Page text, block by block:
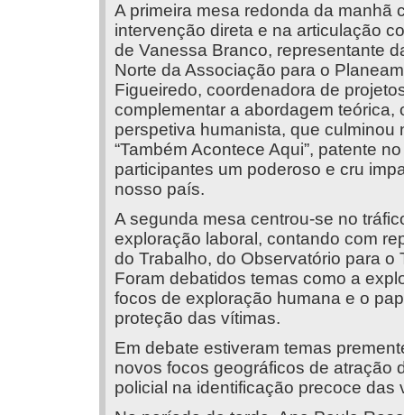
A primeira mesa redonda da manhã
intervenção direta e na articulação
de Vanessa Branco, representante
Norte da Associação para o
Figueiredo, coordenadora de
complementar a abordagem
perspetiva humanista, que
“Também Acontece Aqui”, patente
participantes um poderoso e cru
nosso país.
A segunda mesa centrou-se no
exploração laboral, contando com
do Trabalho, do Observatório para
Foram debatidos temas como a
focos de exploração humana e o
proteção das vítimas.
Em debate estiveram temas
novos focos geográficos de atração
policial na identificação precoce das